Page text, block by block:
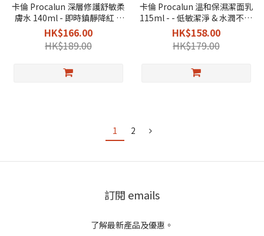
卡倫 Procalun 深層修護舒敏柔
膚水 140ml - 即時鎮靜降紅 &
深度補水 (敏感肌首選)
HK$166.00
HK$189.00
卡倫 Procalun 溫和保濕潔面乳
115ml - - 低敏潔淨 & 水潤不緊
繃 (一般及敏感肌適用)
HK$158.00
HK$179.00
1 2
訂閱 emails
了解最新產品及優惠。